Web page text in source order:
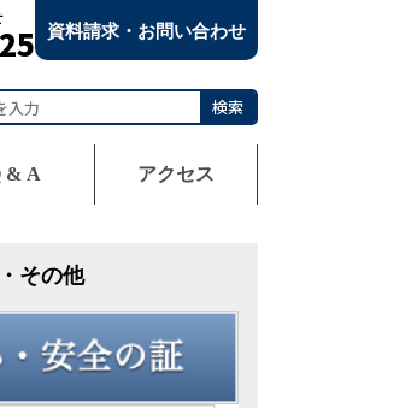
資料請求・お問い合わせ
& A アクセス
その他
お電話でのお問い合わせ
075-791-6125